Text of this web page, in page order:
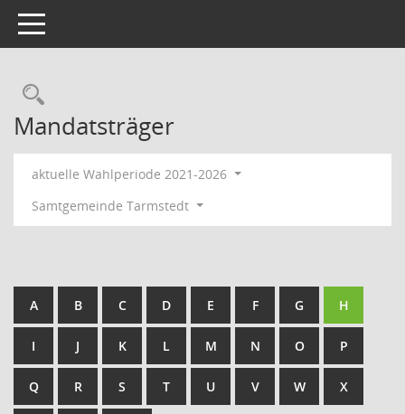
Toggle navigation
Rechercheauswahl
Mandatsträger
aktuelle Wahlperiode 2021-2026
Samtgemeinde Tarmstedt
A B C D E F G H
I J K L M N O P
Q R S T U V W X